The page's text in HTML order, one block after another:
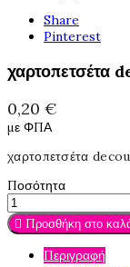
Share
Pinterest
χαρτοπετσέτα
0,20 €
με ΦΠΑ
χαρτοπετσέτα
Ποσότητα
 Προσθήκη στο
Περιγραφή